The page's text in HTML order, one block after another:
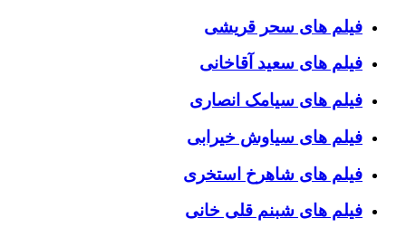
فیلم های سحر قریشی
فیلم های سعید آقاخانی
فیلم های سیامک انصاری
فیلم های سیاوش خیرابی
فیلم های شاهرخ استخری
فیلم های شبنم قلی خانی